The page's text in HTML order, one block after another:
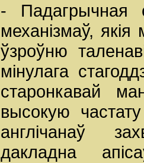
- Падагрычная
механізмаў,
ўзроўню
мінулага
старонкавай
высокую
англічанаў
дакладна